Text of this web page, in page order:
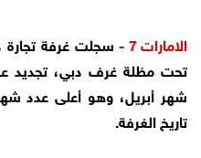
الامارات 7 -
سجلت غرفة تجارة
شهر أبريل، وهو أعلى عدد
تاريخ الغرفة.